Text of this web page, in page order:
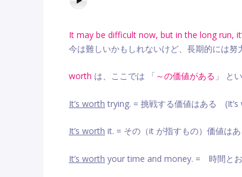
It may be difficult now, but in the long run,
今は難しいかもしれないけど、長期的には努
worth は、ここでは 「 ～の価値がある 」 と
It’s worth trying. = 挑戦する価値はある (It’s
It’s worth it. = その（it が指すもの）価値はあ
It’s worth your time and money. = 時間と